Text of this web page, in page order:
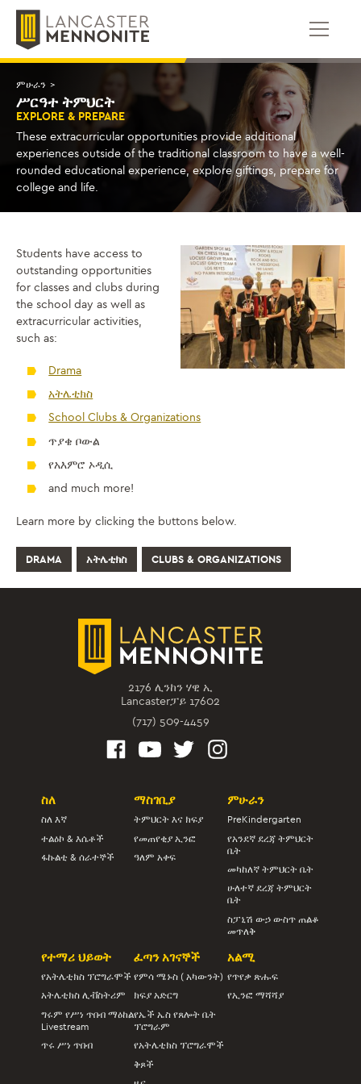
ይውሰዳሉ
ምሁራን >
ሥርዓተ ትምህርት
EXPLORE & PREPARE
These extracurricular opportunities provide additional
experiences outside of the traditional classroom to have a well-
rounded educational experience, explore giftings, prepare for
college and life.
Students have access to
outstanding opportunities
for classes and clubs during
the school day as well as
extracurricular activities,
such as:
Drama
አትሌቲክስ
School Clubs & Organizations
ጥያቄ ቦውል
የአእምሮ ኦዲሲ
and much more!
Learn more by clicking the buttons below.
DRAMA አትሌቲክስ CLUBS & ORGANIZATIONS
2176 ሊንከን ሃዊ ኢ
Lancasterፓይ 17602
(717) 509-4459
ስለ
ስለ እኛ
ተልዕኮ & እሴቶች
ፋኩልቲ & ሰራተኞች
ማስገቢያ
ትምህርት እና ክፍያ
የመጠየቂያ ኢንፎ
ዓለም አቀፍ
ምሁራን
PreKindergarten
የአንደኛ ደረጃ ትምህርት
ቤት
መካከለኛ ትምህርት ቤት
ሁለተኛ ደረጃ ትምህርት
ቤት
ስፓኒሽ ውኃ ውስጥ ጠልቆ
መጥለቅ
የተማሪ ህይወት
የአትሌቲክስ ፕሮግራሞች
አትሌቲክስ ሊቭስትሪም
ግሩም የሥነ ጥበብ ማዕከል
Livestream
ጥሩ ሥነ ጥበብ
ፈጣን አገናኞች
የምሳ ሜኑስ ( አካውንት)
ክፍያ አድርግ
የኤች ኤስ የጸሎት ቤት
ፕሮግራም
የአትሌቲክስ ፕሮግራሞች
ቅጾች
አልሚ
የጥየቃ ጽሑፍ
የኢንፎ ማሻሻያ